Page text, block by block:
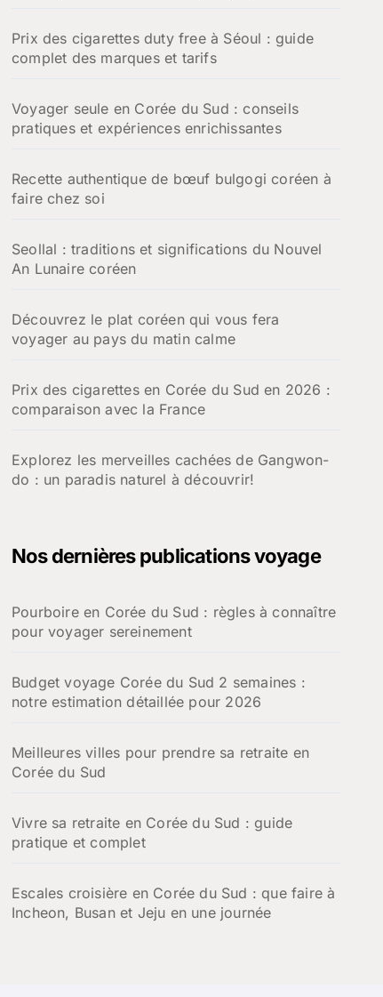
Prix des cigarettes duty free à Séoul : guide
complet des marques et tarifs
Voyager seule en Corée du Sud : conseils
pratiques et expériences enrichissantes
Recette authentique de bœuf bulgogi coréen à
faire chez soi
Seollal : traditions et significations du Nouvel
An Lunaire coréen
Découvrez le plat coréen qui vous fera
voyager au pays du matin calme
Prix des cigarettes en Corée du Sud en 2026 :
comparaison avec la France
Explorez les merveilles cachées de Gangwon-
do : un paradis naturel à découvrir!
Nos dernières publications voyage
Pourboire en Corée du Sud : règles à connaître
pour voyager sereinement
Budget voyage Corée du Sud 2 semaines :
notre estimation détaillée pour 2026
Meilleures villes pour prendre sa retraite en
Corée du Sud
Vivre sa retraite en Corée du Sud : guide
pratique et complet
Escales croisière en Corée du Sud : que faire à
Incheon, Busan et Jeju en une journée